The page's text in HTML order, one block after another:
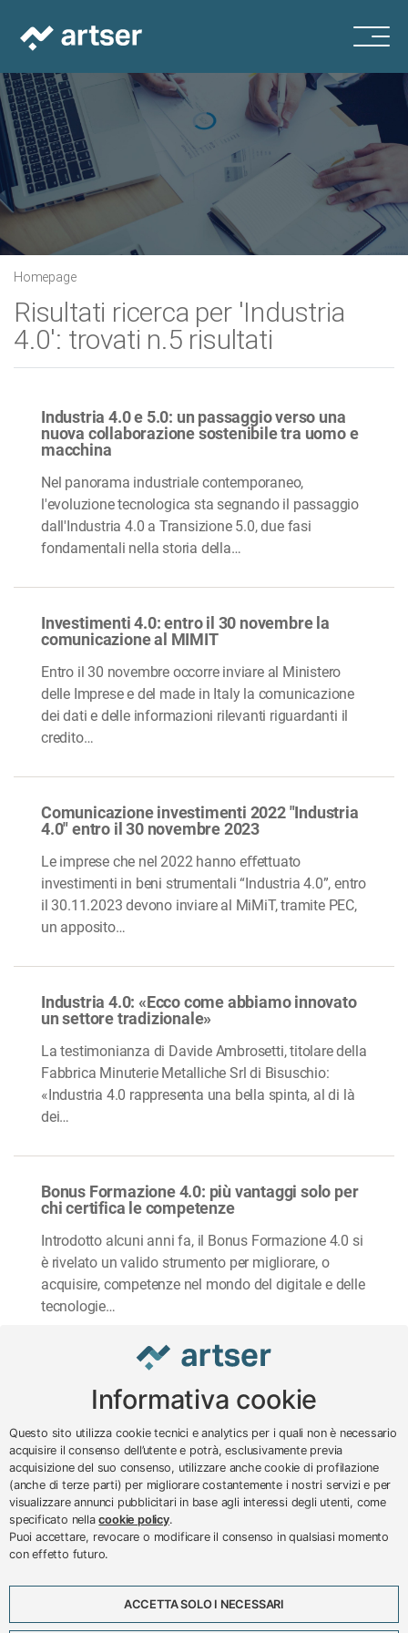
Homepage
Risultati ricerca per 'Industria
4.0': trovati n.5 risultati
Industria 4.0 e 5.0: un passaggio verso una
nuova collaborazione sostenibile tra uomo e
macchina
Nel panorama industriale contemporaneo,
l'evoluzione tecnologica sta segnando il passaggio
dall'Industria 4.0 a Transizione 5.0, due fasi
fondamentali nella storia della…
Investimenti 4.0: entro il 30 novembre la
comunicazione al MIMIT
Entro il 30 novembre occorre inviare al Ministero
delle Imprese e del made in Italy la comunicazione
dei dati e delle informazioni rilevanti riguardanti il
credito…
Comunicazione investimenti 2022 "Industria
4.0" entro il 30 novembre 2023
Le imprese che nel 2022 hanno eﬀettuato
investimenti in beni strumentali “Industria 4.0”, entro
il 30.11.2023 devono inviare al MiMiT, tramite PEC,
un apposito…
Industria 4.0: «Ecco come abbiamo innovato
un settore tradizionale»
La testimonianza di Davide Ambrosetti, titolare della
Fabbrica Minuterie Metalliche Srl di Bisuschio:
«Industria 4.0 rappresenta una bella spinta, al di là
dei…
Bonus Formazione 4.0: più vantaggi solo per
chi certifica le competenze
Introdotto alcuni anni fa, il Bonus Formazione 4.0 si
è rivelato un valido strumento per migliorare, o
acquisire, competenze nel mondo del digitale e delle
tecnologie…
© 2024 – 2026 - ARTSER SRL
ARTSER SRL - Viale Milano, 5 - Varese -
P.IVA 01878290129
Tel. 0332 256111 - Fax 0332 256200 -
VA-213777
Informativa cookie
Questo sito utilizza cookie tecnici e analytics per i quali non è necessario
acquisire il consenso dell’utente e potrà, esclusivamente previa
acquisizione del suo consenso, utilizzare anche cookie di profilazione
(anche di terze parti) per migliorare costantemente i nostri servizi e per
visualizzare annunci pubblicitari in base agli interessi degli utenti, come
specificato nellacookie policy.
Puoi accettare, revocare o modificare il consenso in qualsiasi momento
con effetto futuro.
ACCETTA SOLO I NECESSARI